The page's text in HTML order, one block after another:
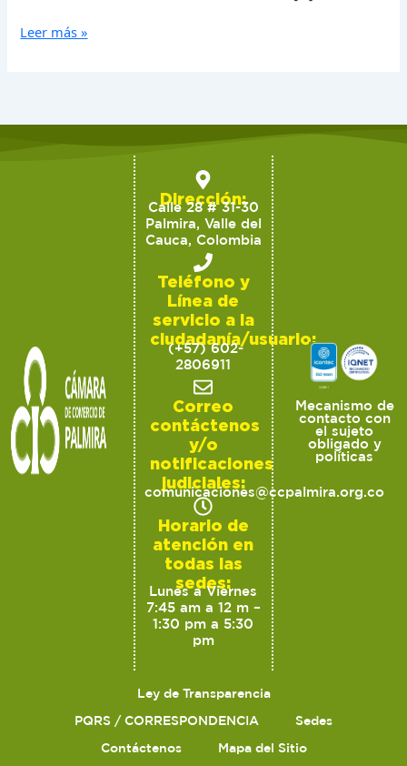
Leer más »
Dirección:
Calle 28 # 31-30
Palmira, Valle del
Cauca, Colombia
Teléfono y
Línea de
servicio a la
ciudadanía/usuario:
(+57) 602-
2806911
Correo
contáctenos
y/o
notificaciones
judiciales:
comunicaciones@ccpalmira.org.co
Horario de
atención en
todas las
sedes:
Lunes a Viernes
7:45 am a 12 m –
1:30 pm a 5:30
pm
Mecanismo de
contacto con
el sujeto
obligado y
políticas
Ley de Transparencia
PQRS / CORRESPONDENCIA
Sedes
Contáctenos
Mapa del Sitio